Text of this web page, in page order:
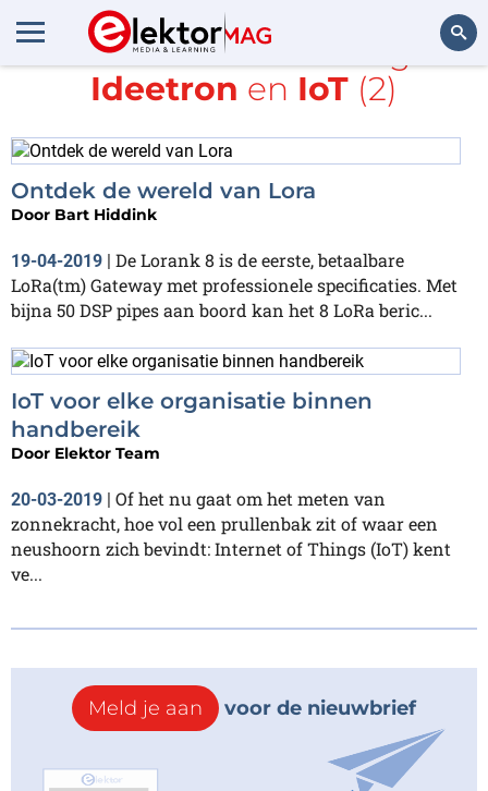
Alle items met de tags
Ideetron en IoT (2)
Ontdek de wereld van Lora
Door Bart Hiddink
19-04-2019 | De Lorank 8 is de eerste, betaalbare
LoRa(tm) Gateway met professionele specificaties. Met
bijna 50 DSP pipes aan boord kan het 8 LoRa beric...
IoT voor elke organisatie binnen
handbereik
Door Elektor Team
20-03-2019 | Of het nu gaat om het meten van
zonnekracht, hoe vol een prullenbak zit of waar een
neushoorn zich bevindt: Internet of Things (IoT) kent
ve...
Meld je aan voor de nieuwbrief